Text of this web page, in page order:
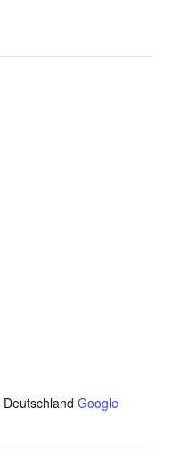
Deutschland Google